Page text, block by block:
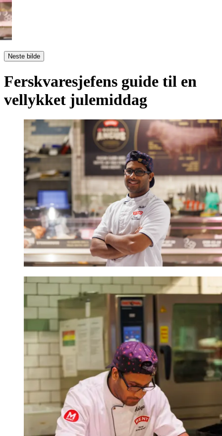
Neste bilde
Ferskvaresjefens guide til en
vellykket julemiddag